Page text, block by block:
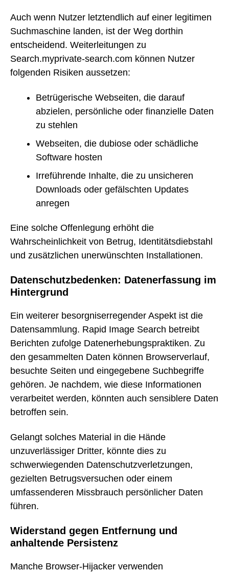
Auch wenn Nutzer letztendlich auf einer legitimen
Suchmaschine landen, ist der Weg dorthin
entscheidend. Weiterleitungen zu
Search.myprivate-search.com können Nutzer
folgenden Risiken aussetzen:
Betrügerische Webseiten, die darauf
abzielen, persönliche oder finanzielle Daten
zu stehlen
Webseiten, die dubiose oder schädliche
Software hosten
Irreführende Inhalte, die zu unsicheren
Downloads oder gefälschten Updates
anregen
Eine solche Offenlegung erhöht die
Wahrscheinlichkeit von Betrug, Identitätsdiebstahl
und zusätzlichen unerwünschten Installationen.
Datenschutzbedenken: Datenerfassung im
Hintergrund
Ein weiterer besorgniserregender Aspekt ist die
Datensammlung. Rapid Image Search betreibt
Berichten zufolge Datenerhebungspraktiken. Zu
den gesammelten Daten können Browserverlauf,
besuchte Seiten und eingegebene Suchbegriffe
gehören. Je nachdem, wie diese Informationen
verarbeitet werden, könnten auch sensiblere Daten
betroffen sein.
Gelangt solches Material in die Hände
unzuverlässiger Dritter, könnte dies zu
schwerwiegenden Datenschutzverletzungen,
gezielten Betrugsversuchen oder einem
umfassenderen Missbrauch persönlicher Daten
führen.
Widerstand gegen Entfernung und
anhaltende Persistenz
Manche Browser-Hijacker verwenden